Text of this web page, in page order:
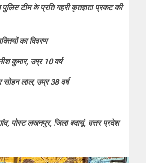
पुलिस टीम के प्रति गहरी कृतज्ञता प्रकट की
का विवरण
कुमार, उम्र 10 वर्ष
लाल, उम्र 38 वर्ष
पोस्ट लखनपुर, जिला बदायूं, उत्तर प्रदेश